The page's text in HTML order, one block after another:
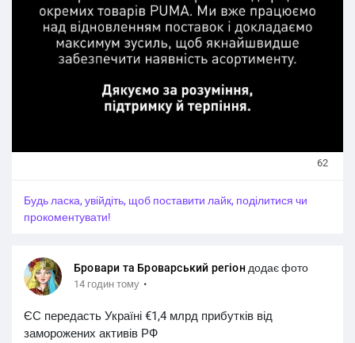
62
Будь ласка, увійдіть, щоб поставити лайк, поділитися чи
прокоментувати!
Бровари та Броварський регіон додає фото
14 годин тому ·
ЄС передасть Україні €1,4 млрд прибутків від
заморожених активів РФ